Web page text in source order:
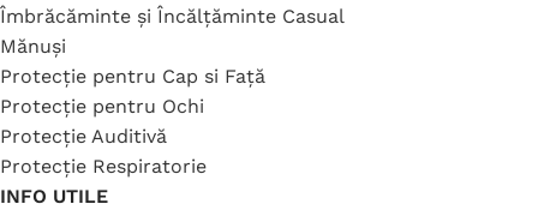
Îmbrăcăminte și Încălțăminte Casual
Mănuși
Protecție pentru Cap si Față
Protecție pentru Ochi
Protecție Auditivă
Protecție Respiratorie
INFO UTILE